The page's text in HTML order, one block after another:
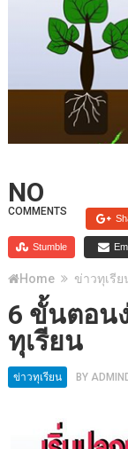
NO
COMMENTS
Stumble
Home ข่าวทุเรีย
6 ขั้นตอน
ทุเรียน
ข่าวทุเรียน BY